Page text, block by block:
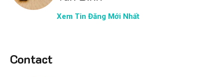
Xem Tin Đăng Mới Nhất
Contact